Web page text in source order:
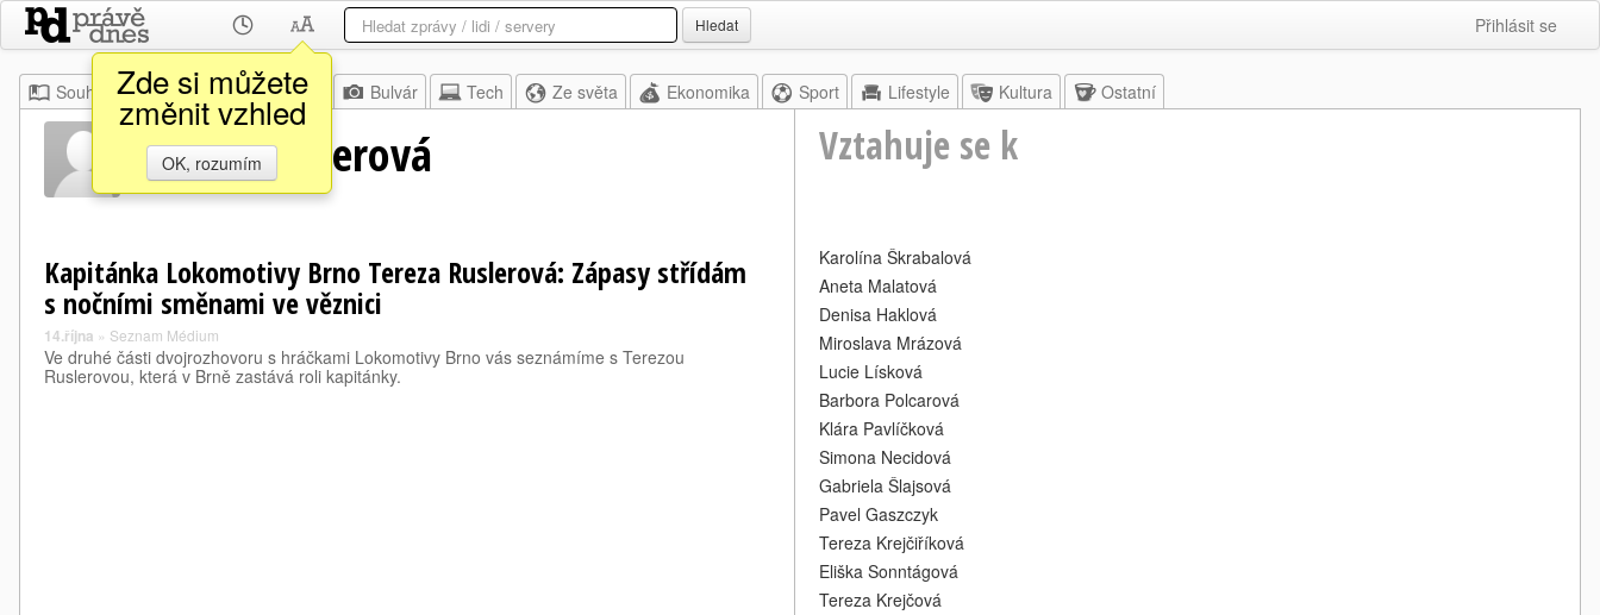
Zde si můžete
změnit vzhled
OK, rozumím
Hledat Přihlásit se
Souhrn Moje Z domova Bulvár Tech Ze světa Ekonomika Sport Lifestyle Kultura Ostatní
Tereza Ruslerová Vztahuje se k
Kapitánka Lokomotivy Brno Tereza Ruslerová: Zápasy střídám
s nočními směnami ve věznici
14.října » Seznam Médium
Ve druhé části dvojrozhovoru s hráčkami Lokomotivy Brno vás seznámíme s Terezou
Ruslerovou, která v Brně zastává roli kapitánky.
Karolína Škrabalová
Aneta Malatová
Denisa Haklová
Miroslava Mrázová
Lucie Lísková
Barbora Polcarová
Klára Pavlíčková
Simona Necidová
Gabriela Šlajsová
Pavel Gaszczyk
Tereza Krejčiříková
Eliška Sonntágová
Tereza Krejčová